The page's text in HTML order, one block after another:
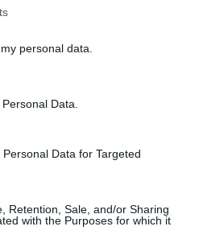
personal data.
Data.
Data for Targeted
Retention, Sale, and/or Sharing
with the Purposes for which it
szerint az U19-es
szerződtetése
csapatnál is […]